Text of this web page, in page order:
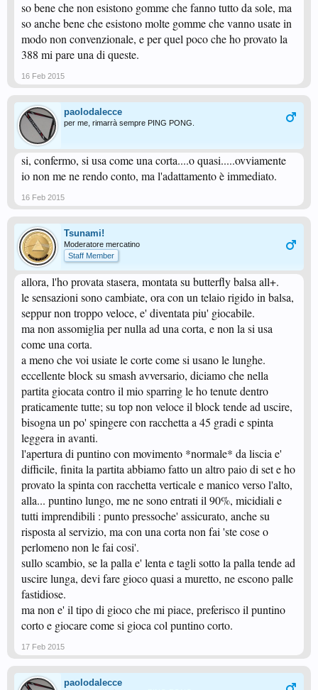
so bene che non esistono gomme che fanno tutto da sole, ma
so anche bene che esistono molte gomme che vanno usate in
modo non convenzionale, e per quel poco che ho provato la
388 mi pare una di queste.
16 Feb 2015
paolodalecce
per me, rimarrà sempre PING PONG.
si, confermo, si usa come una corta....o quasi.....ovviamente
io non me ne rendo conto, ma l'adattamento è immediato.
16 Feb 2015
Tsunami!
Moderatore mercatino
Staff Member
allora, l'ho provata stasera, montata su butterfly balsa all+.
le sensazioni sono cambiate, ora con un telaio rigido in balsa,
seppur non troppo veloce, e' diventata piu' giocabile.
ma non assomiglia per nulla ad una corta, e non la si usa
come una corta.
a meno che voi usiate le corte come si usano le lunghe.
eccellente block su smash avversario, diciamo che nella
partita giocata contro il mio sparring le ho tenute dentro
praticamente tutte; su top non veloce il block tende ad uscire,
bisogna un po' spingere con racchetta a 45 gradi e spinta
leggera in avanti.
l'apertura di puntino con movimento *normale* da liscia e'
difficile, finita la partita abbiamo fatto un altro paio di set e ho
provato la spinta con racchetta verticale e manico verso l'alto,
alla... puntino lungo, me ne sono entrati il 90%, micidiali e
tutti imprendibili : punto pressoche' assicurato, anche su
risposta al servizio, ma con una corta non fai 'ste cose o
perlomeno non le fai cosi'.
sullo scambio, se la palla e' lenta e tagli sotto la palla tende ad
uscire lunga, devi fare gioco quasi a muretto, ne escono palle
fastidiose.
ma non e' il tipo di gioco che mi piace, preferisco il puntino
corto e giocare come si gioca col puntino corto.
17 Feb 2015
paolodalecce